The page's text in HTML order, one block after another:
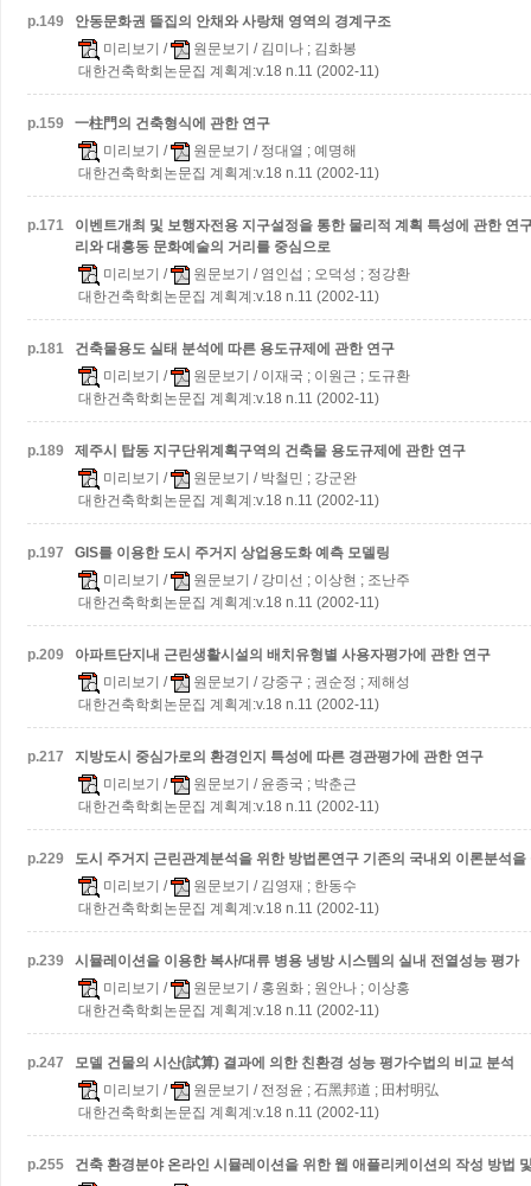
p.149
안동문화권 뜰집의 안채와 사랑채 영역의 경계구조
미리보기 / 원문보기 / 김미나 ; 김화봉
대한건축학회논문집 계획계:v.18 n.11 (2002-11)
p.159
一柱門의 건축형식에 관한 연구
미리보기 / 원문보기 / 정대열 ; 예명해
대한건축학회논문집 계획계:v.18 n.11 (2002-11)
p.171
이벤트개최 및 보행자전용 지구설정을 통한 물리적 계획 특성에 관한 연
리와 대흥동 문화예술의 거리를 중심으로
미리보기 / 원문보기 / 염인섭 ; 오덕성 ; 정강환
대한건축학회논문집 계획계:v.18 n.11 (2002-11)
p.181
건축물용도 실태 분석에 따른 용도규제에 관한 연구
미리보기 / 원문보기 / 이재국 ; 이원근 ; 도규환
대한건축학회논문집 계획계:v.18 n.11 (2002-11)
p.189
제주시 탑동 지구단위계획구역의 건축물 용도규제에 관한 연구
미리보기 / 원문보기 / 박철민 ; 강군완
대한건축학회논문집 계획계:v.18 n.11 (2002-11)
p.197
GIS를 이용한 도시 주거지 상업용도화 예측 모델링
미리보기 / 원문보기 / 강미선 ; 이상현 ; 조난주
대한건축학회논문집 계획계:v.18 n.11 (2002-11)
p.209
아파트단지내 근린생활시설의 배치유형별 사용자평가에 관한 연구
미리보기 / 원문보기 / 강중구 ; 권순정 ; 제해성
대한건축학회논문집 계획계:v.18 n.11 (2002-11)
p.217
지방도시 중심가로의 환경인지 특성에 따른 경관평가에 관한 연구
미리보기 / 원문보기 / 윤종국 ; 박춘근
대한건축학회논문집 계획계:v.18 n.11 (2002-11)
p.229 도시 주거지 근린관계분석을 위한 방법론연구 기존의 국내외 이론분석을
미리보기 / 원문보기 / 김영재 ; 한동수
대한건축학회논문집 계획계:v.18 n.11 (2002-11)
p.239
시뮬레이션을 이용한 복사/대류 병용 냉방 시스템의 실내 전열성능 평가
미리보기 / 원문보기 / 홍원화 ; 원안나 ; 이상홍
대한건축학회논문집 계획계:v.18 n.11 (2002-11)
p.247
모델 건물의 시산(試算) 결과에 의한 친환경 성능 평가수법의 비교 분석
미리보기 / 원문보기 / 전정윤 ; 石黑邦道 ; 田村明弘
대한건축학회논문집 계획계:v.18 n.11 (2002-11)
p.255
건축 환경분야 온라인 시뮬레이션을 위한 웹 애플리케이션의 작성 방법